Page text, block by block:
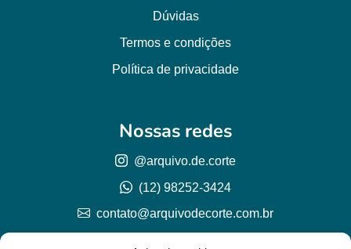
Dúvidas
Termos e condições
Política de privacidade
Nossas redes
@arquivo.de.corte
(12) 98252-3424
contato@arquivodecorte.com.br